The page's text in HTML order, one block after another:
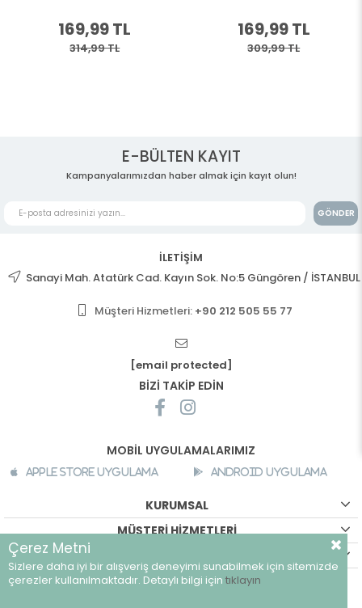
169,99 TL
314,99 TL
169,99 TL
309,99 TL
E-BÜLTEN KAYIT
Kampanyalarımızdan haber almak için kayıt olun!
GÖNDER
İLETİŞİM
Sanayi Mah. Atatürk Cad. Kayın Sok. No:5 Güngören / İSTANBUL
Müşteri Hizmetleri: +90 212 505 55 77
[email protected]
BİZİ TAKİP EDİN
MOBİL UYGULAMALARIMIZ
Apple Store Uygulama Android Uygulama
KURUMSAL
MÜŞTERİ HİZMETLERİ
©breeze.com.tr - Tüm hakları saklıdır.
Çerez Metni
Sizlere daha iyi bir alışveriş deneyimi sunabilmek için sitemizde
çerezler kullanılmaktadır. Detaylı bilgi için tıklayın